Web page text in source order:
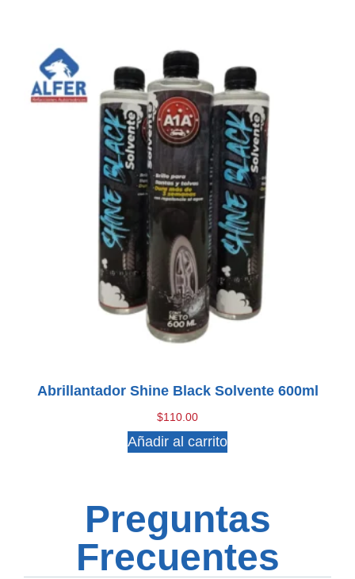
Abrillantador Shine Black Solvente 600ml
$110.00
Añadir al carrito
Preguntas
Frecuentes